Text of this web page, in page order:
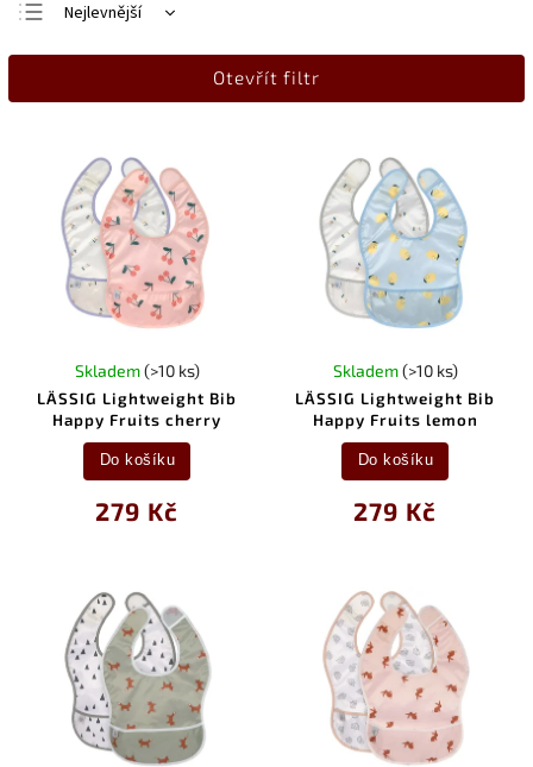
Nejlevnější
Nejdražší
Otevřít filtr
LÄSSIG Lightweight Bib
Happy Fruits cherry
Skladem(>10 ks)
279 Kč
Do košíku
LÄSSIG Lightweight Bib
Happy Fruits lemon
Skladem(>10 ks)
279 Kč
Do košíku